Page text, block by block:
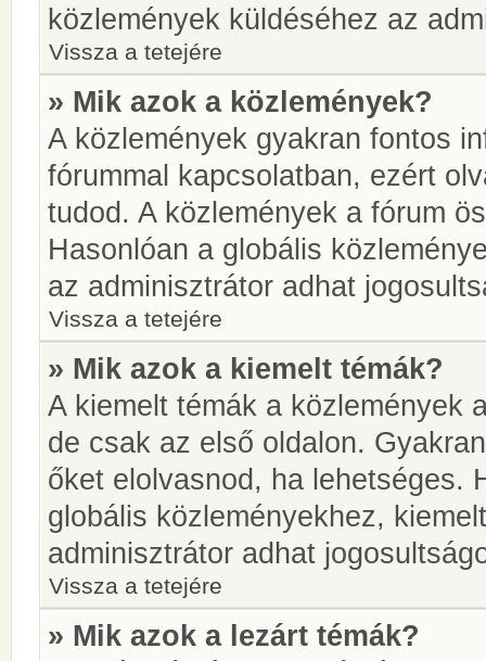
közlemények küldéséhez az
Vissza a tetejére
» Mik azok a közlemények?
A közlemények gyakran fontos
fórummal kapcsolatban, ezért
tudod. A közlemények a fórum
Hasonlóan a globális
az adminisztrátor adhat
Vissza a tetejére
» Mik azok a kiemelt témák?
A kiemelt témák a közlemények
de csak az első oldalon.
őket elolvasnod, ha lehetséges.
globális közleményekhez,
adminisztrátor adhat
Vissza a tetejére
» Mik azok a lezárt témák?